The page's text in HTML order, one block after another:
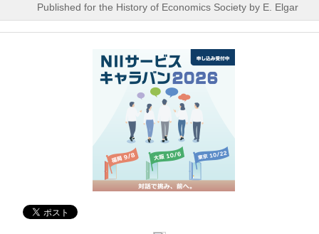
Published for the History of Economics Society by E. Elgar